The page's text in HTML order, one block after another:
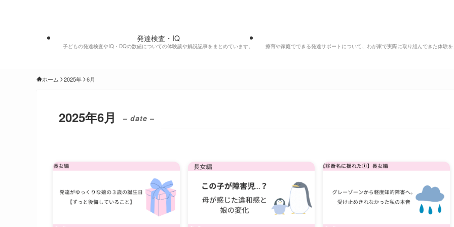
発達検査・IQ
子どもの発達検査やIQ・DQの数値についての体験談や解説記事をまとめています。 療育や家庭でできる発達サポートについて、わが家で実際に取り組んできた体験
ホーム 2025年 6月
2025年6月 – date –